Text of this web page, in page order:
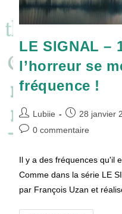
LE SIGNAL –
l’horreur se
fréquence !
Auteur/autrice
de
Lubiie
Publication
publiée :
28 janvier
Commentaires
publication :
0 commentaire
Il y a des fréquences qu'il
Comme dans la série LE
par François Uzan et